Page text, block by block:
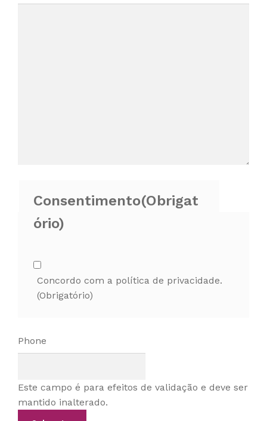
Consentimento(Obrigat
ório)
Concordo com a política de privacidade.
(Obrigatório)
Phone
Este campo é para efeitos de validação e deve ser
mantido inalterado.